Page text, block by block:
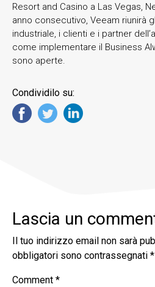
Resort and Casino a Las Vegas,
anno consecutivo, Veeam riunirà
industriale, i clienti e i partner
come implementare il Business
sono aperte.
Condividilo su:
Lascia un
Il tuo indirizzo email non sarà
obbligatori sono contrassegnati *
Comment *